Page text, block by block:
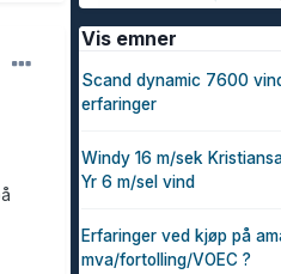
Vis emner
Scand dynamic 7600
erfaringer
Windy 16 m/sek
Yr 6 m/sel vind
Erfaringer ved kjøp på
mva/fortolling/VOEC ?